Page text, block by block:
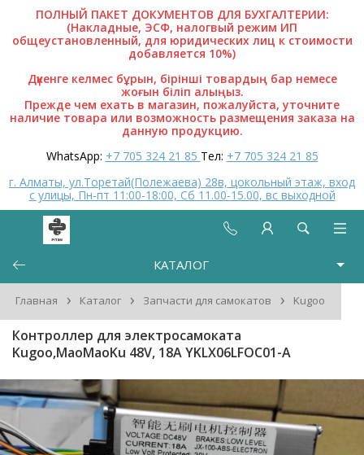
ПОЛНЫЙ ПАКЕТ ДОКУМЕНТОВ ДЛЯ БУХГАЛТЕРИИ:
(Накладные, ЭСФ, налогвый режим ИП
общеустановленный, для юридических лиц к стоимости
добавляется 10%)
Дүкенге келмес бұрын, бірінші товардың бар немесе
жоғын біліп алыңыз.
Прежде чем ехать в магазин, пожалуйста, уточните
наличие товара или возможность размещения заказа на
данную продукцию.
WhatsApp: +7 705 324 21 85 Тел: +7 705 324 21 85
г. Алматы, ул.Торетай(Полежаева) 28в, цокольный этаж, вход
с улицы, Пн-пт 11:00-18:00, Сб 11.00-15.00, вс выходной
КАТАЛОГ
Главная › Каталог › Запчасти для самокатов › Kugoo
Контроллер для электросамоката
Kugoo,MaoMaoKu 48V, 18A YKLX06LFOC01-A